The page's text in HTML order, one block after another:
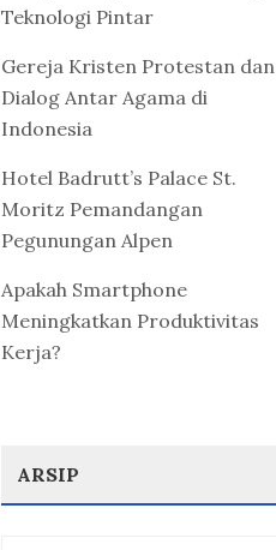
Teknologi Pintar
Gereja Kristen Protestan dan
Dialog Antar Agama di
Indonesia
Hotel Badrutt’s Palace St.
Moritz Pemandangan
Pegunungan Alpen
Apakah Smartphone
Meningkatkan Produktivitas
Kerja?
ARSIP